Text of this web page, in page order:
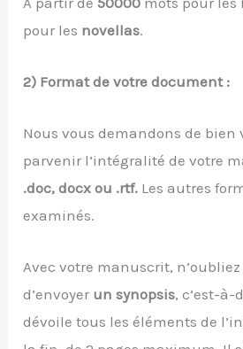
pour les novellas.
2) Format de votre document :
Nous vous demandons de bien
parvenir l’intégralité de votre
.doc, docx ou .rtf. Les autres
examinés.
Avec votre manuscrit, n’oubliez
d’envoyer un synopsis, c’est-
dévoile tous les éléments de